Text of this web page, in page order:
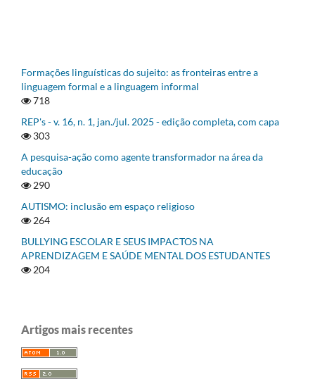
Formações linguísticas do sujeito: as fronteiras entre a
linguagem formal e a linguagem informal
718
REP's - v. 16, n. 1, jan./jul. 2025 - edição completa, com capa
303
A pesquisa-ação como agente transformador na área da
educação
290
AUTISMO: inclusão em espaço religioso
264
BULLYING ESCOLAR E SEUS IMPACTOS NA
APRENDIZAGEM E SAÚDE MENTAL DOS ESTUDANTES
204
Artigos mais recentes